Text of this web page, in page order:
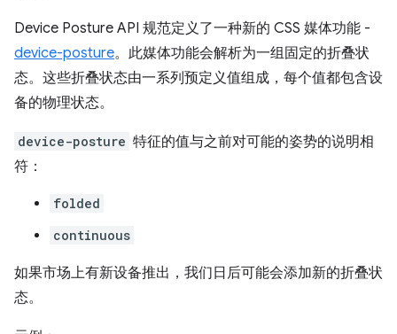
Device Posture API 规范定义了一种新的 CSS 媒体功能 -
device-posture。此媒体功能会解析为一组固定的折叠状
态。这些折叠状态由一系列预定义值组成，每个值都包含设
备的物理状态。
device-posture 特征的值与之前对可能的姿势的说明相
符：
folded
continuous
如果市场上有新设备推出，我们日后可能会添加新的折叠状
态。